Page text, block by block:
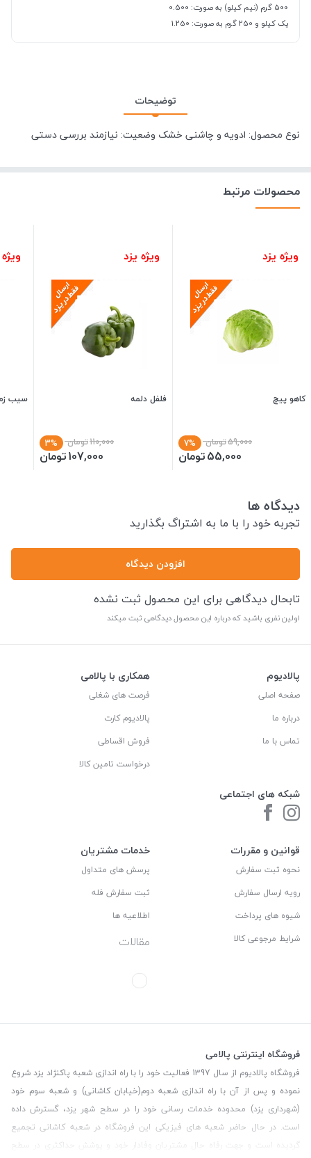
500 گرم (نیم کیلو) به صورت: 0.500
یک کیلو و 250 گرم به صورت: 1.250
توضیحات
نوع محصول: ادویه و چاشنی خشک وضعیت: نیازمند بررسی دستی
محصولات مرتبط
ویژه یزد
کاهو پیچ
59,000تومان 7%
55,000تومان
ویژه یزد
فلفل دلمه
110,000تومان 3%
107,000تومان
سیب
دیدگاه ها
تجربه خود را با ما به اشتراگ بگذارید
افزودن دیدگاه
تابحال دیدگاهی برای این محصول ثبت نشده
اولین نفری باشید که درباره این محصول دیدگاهی ثبت میکند
پالادیوم
صفحه اصلی
درباره ما
تماس با ما
شبکه های اجتماعی
همکاری با پالامی
فرصت های شغلی
پالادیوم کارت
فروش اقساطی
درخواست تامین کالا
قوانین و مقررات
نحوه ثبت سفارش
رویه ارسال سفارش
شیوه های پرداخت
شرایط مرجوعی کالا
خدمات مشتریان
پرسش های متداول
ثبت سفارش فله
اطلاعیه ها
مقالات
فروشگاه اینترنتی پالامی
فروشگاه پالادیوم از سال 1397 فعالیت خود را با راه اندازی شعبه پاکنژاد یزد شروع
نموده و پس از آن با راه اندازی شعبه دوم(خیابان کاشانی) و شعبه سوم خود
(شهرداری یزد) محدوده خدمات رسانی خود را در سطح شهر یزد، گسترش داده
است. در حال حاضر شعبه های فیزیکی این فروشگاه در شعبه کاشانی تجمیع
گردیده است و جهت رفاه حال مشتریان وفادار خود و پوشش حداکثری در سطح